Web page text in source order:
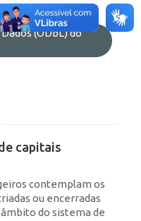
(ODbL) do
capitais
contemplam os
ou encerradas
do sistema de